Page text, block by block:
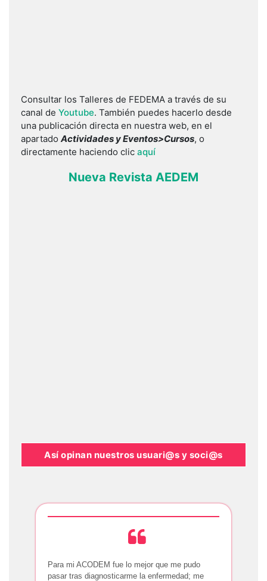
Consultar los Talleres de FEDEMA a través de su
canal de Youtube. También puedes hacerlo desde
una publicación directa en nuestra web, en el
apartado Actividades y Eventos>Cursos, o
directamente haciendo clic aquí
Nueva Revista AEDEM
Así opinan nuestros usuari@s y soci@s
Para mi ACODEM fue lo mejor que me pudo
pasar tras diagnosticarme la enfermedad; me